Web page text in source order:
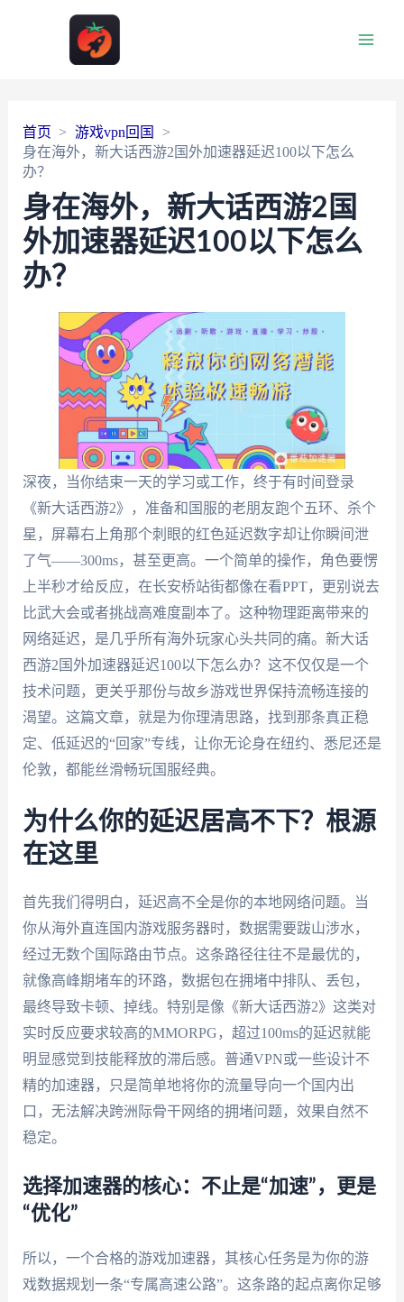
首页
游戏vpn回国
身在海外，新大话西游2国外加速器延迟100以下怎么
办？
身在海外，新大话西游2国
外加速器延迟100以下怎么
办？
深夜，当你结束一天的学习或工作，终于有时间登录
《新大话西游2》，准备和国服的老朋友跑个五环、杀个
星，屏幕右上角那个刺眼的红色延迟数字却让你瞬间泄
了气——300ms，甚至更高。一个简单的操作，角色要愣
上半秒才给反应，在长安桥站街都像在看PPT，更别说去
比武大会或者挑战高难度副本了。这种物理距离带来的
网络延迟，是几乎所有海外玩家心头共同的痛。新大话
西游2国外加速器延迟100以下怎么办？这不仅仅是一个
技术问题，更关乎那份与故乡游戏世界保持流畅连接的
渴望。这篇文章，就是为你理清思路，找到那条真正稳
定、低延迟的“回家”专线，让你无论身在纽约、悉尼还是
伦敦，都能丝滑畅玩国服经典。
为什么你的延迟居高不下？根源
在这里
首先我们得明白，延迟高不全是你的本地网络问题。当
你从海外直连国内游戏服务器时，数据需要跋山涉水，
经过无数个国际路由节点。这条路径往往不是最优的，
就像高峰期堵车的环路，数据包在拥堵中排队、丢包，
最终导致卡顿、掉线。特别是像《新大话西游2》这类对
实时反应要求较高的MMORPG，超过100ms的延迟就能
明显感觉到技能释放的滞后感。普通VPN或一些设计不
精的加速器，只是简单地将你的流量导向一个国内出
口，无法解决跨洲际骨干网络的拥堵问题，效果自然不
稳定。
选择加速器的核心：不止是“加速”，更是
“优化”
所以，一个合格的游戏加速器，其核心任务是为你的游
戏数据规划一条“专属高速公路”。这条路的起点离你足够